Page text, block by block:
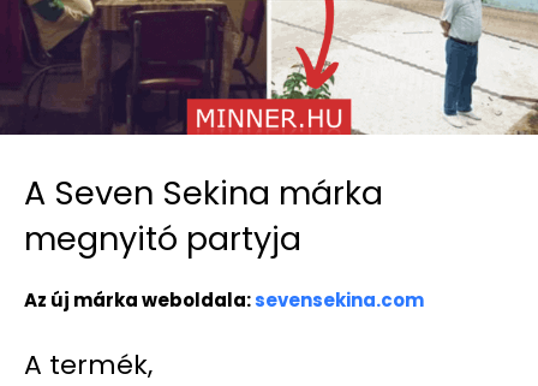
A Seven Sekina márka
megnyitó partyja
Az új márka weboldala:sevensekina.com
A termék,